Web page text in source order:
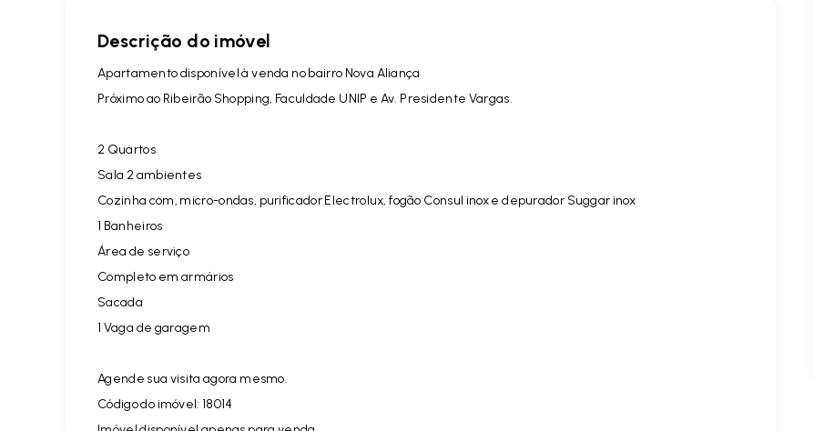
Descrição do imóvel
Apartamento disponível à venda no bairro Nova Aliança
Próximo ao Ribeirão Shopping, Faculdade UNIP e Av. Presidente Vargas.
2 Quartos
Sala 2 ambientes
Cozinha com, micro-ondas, purificador Electrolux, fogão Consul inox e depurador Suggar inox
1 Banheiros
Área de serviço
Completo em armários
Sacada
1 Vaga de garagem
Agende sua visita agora mesmo.
Código do imóvel: 18014